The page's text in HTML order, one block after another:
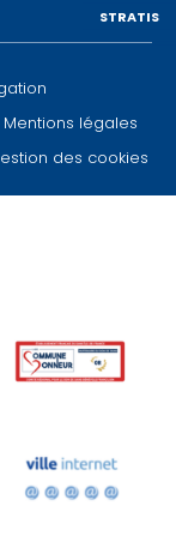
Mentions légales
des cookies
STRATIS